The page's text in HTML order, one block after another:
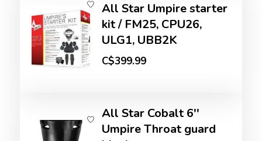
All Star Umpire starter
kit / FM25, CPU26,
ULG1, UBB2K
C$399.99
All Star Cobalt 6''
Umpire Throat guard